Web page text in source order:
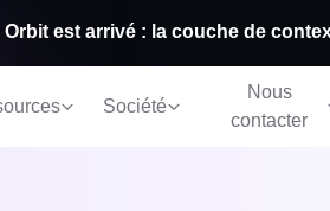
Société
Nous
contacter
Orbit est arrivé : la couche de